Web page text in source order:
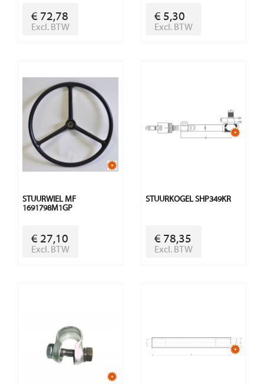
€ 72,78
Excl. BTW
€ 5,30
Excl. BTW
STUURWIEL MF
1691798M1GP
€ 27,10
Excl. BTW
STUURKOGEL SHP349KR
€ 78,35
Excl. BTW